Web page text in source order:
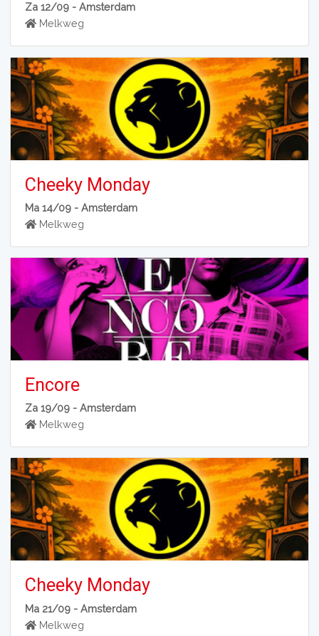
Za 12/09 -Amsterdam
Melkweg
Cheeky Monday
Ma 14/09 -Amsterdam
Melkweg
Encore
Za 19/09 -Amsterdam
Melkweg
Cheeky Monday
Ma 21/09 -Amsterdam
Melkweg